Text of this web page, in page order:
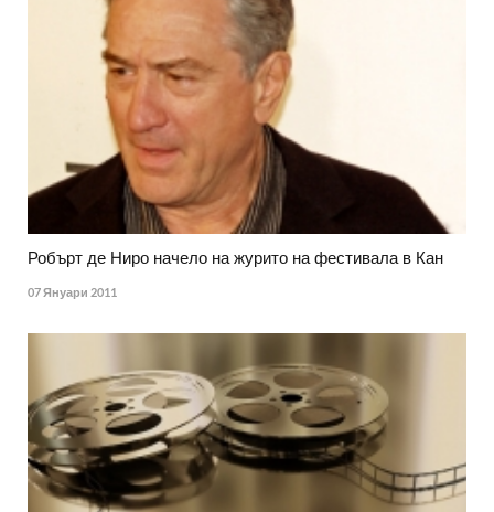
Робърт де Ниро начело на журито на фестивала в Кан
07 Януари 2011